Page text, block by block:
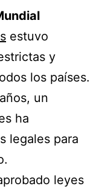
estuvo
y
los países.
un
ha
legales para
leyes